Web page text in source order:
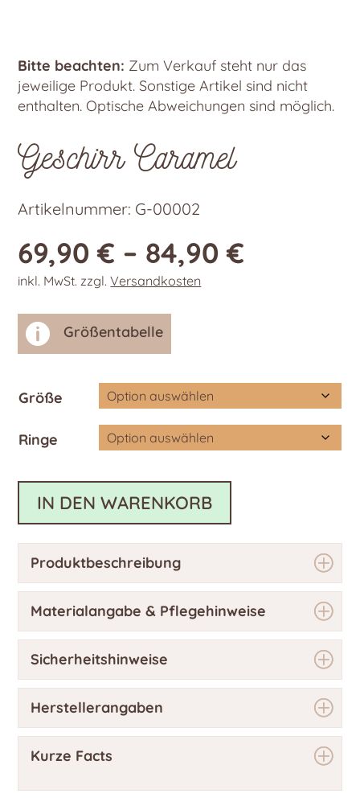
Bitte beachten: Zum Verkauf steht nur das
jeweilige Produkt. Sonstige Artikel sind nicht
enthalten. Optische Abweichungen sind möglich.
Geschirr Caramel
Artikelnummer: G-00002
69,90€ – 84,90€
inkl. MwSt. zzgl.Versandkosten
 Größentabelle
Größe
Ringe
IN DEN WARENKORB
Produktbeschreibung
Materialangabe & Pflegehinweise
Sicherheitshinweise
Herstellerangaben
Kurze Facts